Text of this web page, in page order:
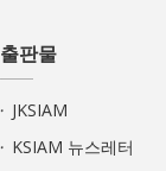
출판물
JKSIAM
KSIAM 뉴스레터